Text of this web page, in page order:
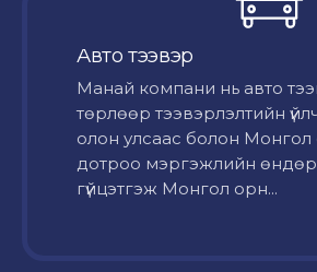
Авто тээвэр
Mанай компани нь авто
төрлөөр тээвэрлэлтийн
олон улсаас болон Монгол
дотроо мэргэжлийн өндөр
гүйцэтгэж Монгол орн...